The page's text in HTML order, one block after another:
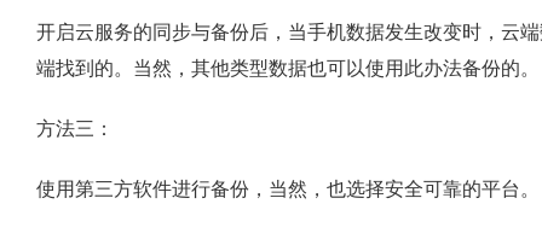
开启云服务的同步与备份后，当手机数据发生改变时，云
端找到的。当然，其他类型数据也可以使用此办法备份的。
方法三：
使用第三方软件进行备份，当然，也选择安全可靠的平台。